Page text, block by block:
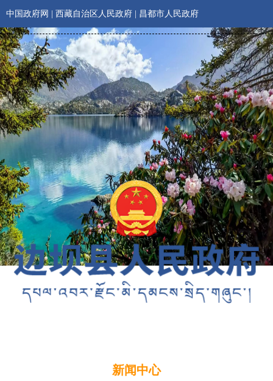
中国政府网 西藏自治区人民政府 昌都市人民政府
新闻中心